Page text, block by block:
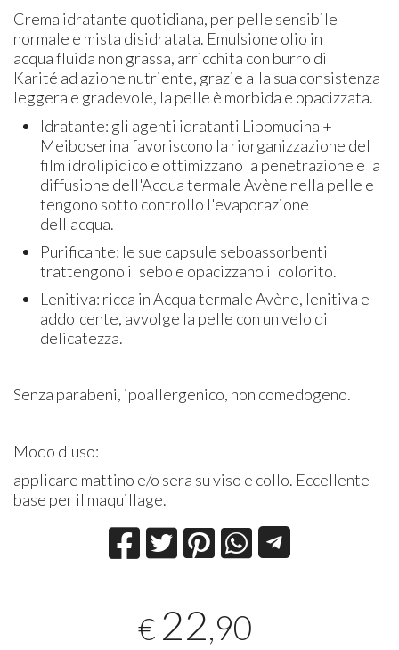
Crema idratante quotidiana, per pelle sensibile
normale e mista disidratata. Emulsione olio in
acqua fluida non grassa, arricchita con burro di
Karité ad azione nutriente, grazie alla sua consistenza
leggera e gradevole, la pelle è morbida e opacizzata.
Idratante: gli agenti idratanti Lipomucina +
Meiboserina favoriscono la riorganizzazione del
film idrolipidico e ottimizzano la penetrazione e la
diffusione dell'Acqua termale Avène nella pelle e
tengono sotto controllo l'evaporazione
dell'acqua.
Purificante: le sue capsule seboassorbenti
trattengono il sebo e opacizzano il colorito.
Lenitiva: ricca in Acqua termale Avène, lenitiva e
addolcente, avvolge la pelle con un velo di
delicatezza.
Senza parabeni, ipoallergenico, non comedogeno.
Modo d'uso:
applicare mattino e/o sera su viso e collo. Eccellente
base per il maquillage.
€ 22,90